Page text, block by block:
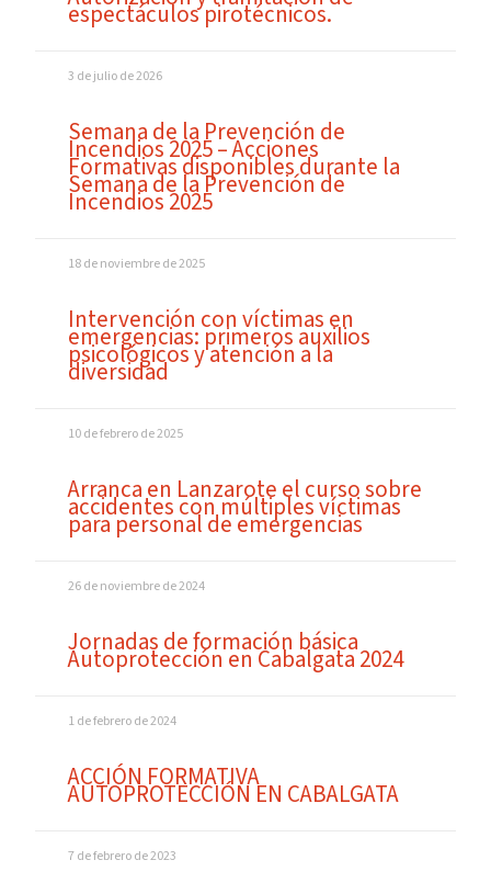
espectáculos pirotécnicos.
3 de julio de 2026
Semana de la Prevención de
Incendios 2025 – Acciones
Formativas disponibles durante la
Semana de la Prevención de
Incendios 2025
18 de noviembre de 2025
Intervención con víctimas en
emergencias: primeros auxilios
psicológicos y atención a la
diversidad
10 de febrero de 2025
Arranca en Lanzarote el curso sobre
accidentes con múltiples víctimas
para personal de emergencias
26 de noviembre de 2024
Jornadas de formación básica
Autoprotección en Cabalgata 2024
1 de febrero de 2024
ACCIÓN FORMATIVA
AUTOPROTECCIÓN EN CABALGATA
7 de febrero de 2023